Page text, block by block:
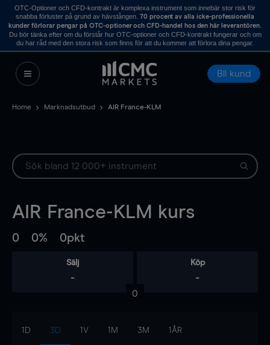
OTC-Optioner och CFD-kontrakt är komplexa instrument som innebär stor risk för
snabba förluster på grund av hävstången. 70 procent av alla icke-professionella
kunder förlorar pengar på OTC-optioner och CFD-handel hos den här leverantören.
Du bör tänka efter om du förstår hur OTC-optioner och CFD-kontrakt fungerar och om
du har råd med den stora risk som finns för att du kommer att förlora dina pengar.
Bli kund
Home Marknadsutbud AIR France-KLM
AIR France-KLM kurs
0 0% 0pkt
Sälj
-
Köp
-
0
1D 3D 1V 1M 3M 1ÅR